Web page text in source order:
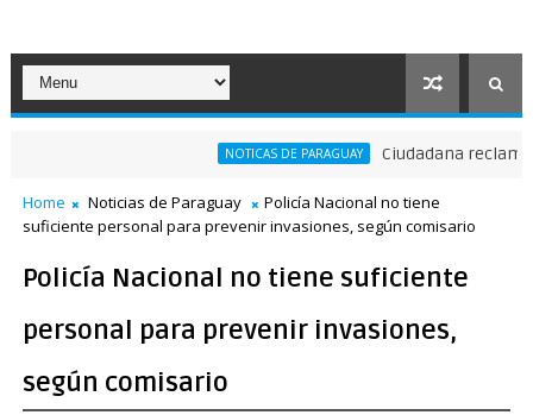
NOTICAS DE PARAGUAY Ciudadana reclama a
Home Noticias de Paraguay
Policía Nacional no tiene
suficiente personal para prevenir invasiones, según comisario
Policía Nacional no tiene suficiente
personal para prevenir invasiones,
según comisario